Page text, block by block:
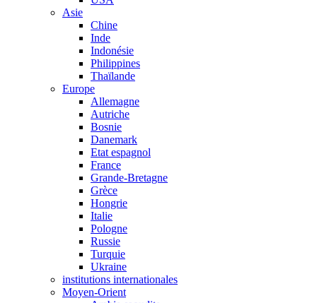
Asie
Chine
Inde
Indonésie
Philippines
Thaïlande
Europe
Allemagne
Autriche
Bosnie
Danemark
Etat espagnol
France
Grande-Bretagne
Grèce
Hongrie
Italie
Pologne
Russie
Turquie
Ukraine
institutions internationales
Moyen-Orient